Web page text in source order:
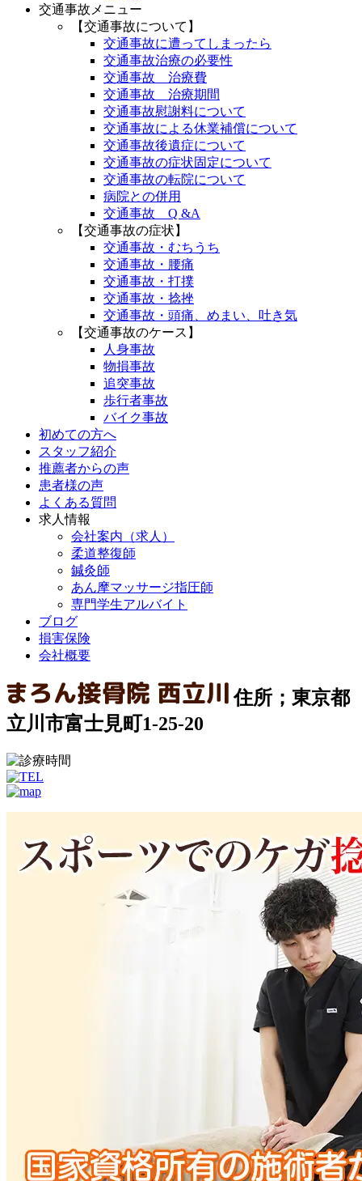
交通事故メニュー
【交通事故について】
交通事故に遭ってしまったら
交通事故治療の必要性
交通事故 治療費
交通事故 治療期間
交通事故慰謝料について
交通事故による休業補償について
交通事故後遺症について
交通事故の症状固定について
交通事故の転院について
病院との併用
交通事故 Q &A
【交通事故の症状】
交通事故・むちうち
交通事故・腰痛
交通事故・打撲
交通事故・捻挫
交通事故・頭痛、めまい、吐き気
【交通事故のケース】
人身事故
物損事故
追突事故
歩行者事故
バイク事故
初めての方へ
スタッフ紹介
推薦者からの声
患者様の声
よくある質問
求人情報
会社案内（求人）
柔道整復師
鍼灸師
あん摩マッサージ指圧師
専門学生アルバイト
ブログ
損害保険
会社概要
住所；東京都
立川市富士見町1-25-20